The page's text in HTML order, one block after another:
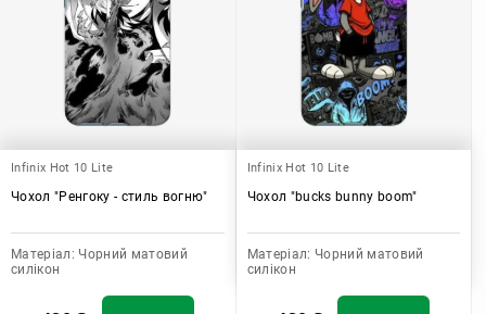
Infinix Hot 10 Lite
Чохол "Ренгоку - стиль вогню"
Матеріал: Чорний матовий
силікон
Infinix Hot 10 Lite
Чохол "bucks bunny boom"
Матеріал: Чорний матовий
силікон